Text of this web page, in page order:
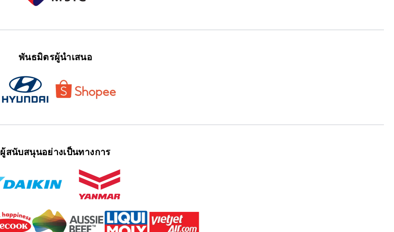
พันธมิตรผู้นำเสนอ
ผู้สนับสนุนอย่างเป็นทางการ